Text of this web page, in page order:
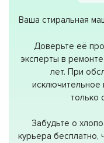
Ваша стиральная
Доверьте её
эксперты в
лет. При
исключительное
только
Забудьте о
курьера бесплатно,